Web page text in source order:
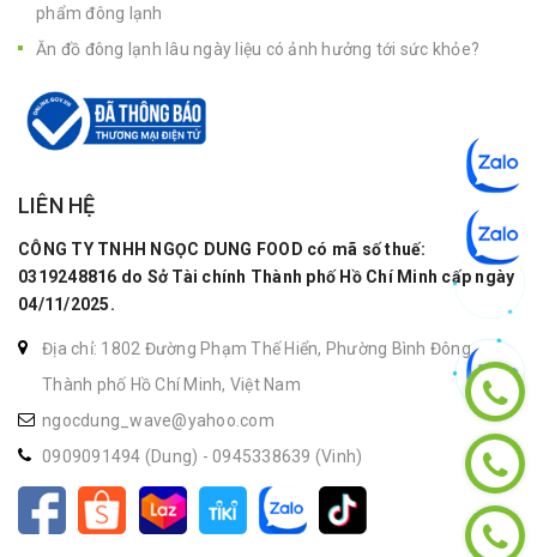
phẩm đông lạnh
Ăn đồ đông lạnh lâu ngày liệu có ảnh hưởng tới sức khỏe?
LIÊN HỆ
CÔNG TY TNHH NGỌC DUNG FOOD có mã số thuế:
0319248816 do Sở Tài chính Thành phố Hồ Chí Minh cấp ngày
04/11/2025.
Địa chỉ: 1802 Đường Phạm Thế Hiển, Phường Bình Đông,
Thành phố Hồ Chí Minh, Việt Nam
ngocdung_wave@yahoo.com
0909091494 (Dung) - 0945338639 (Vinh)